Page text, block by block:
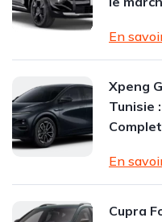
En
Xpeng
Tunisie
En
Cupra